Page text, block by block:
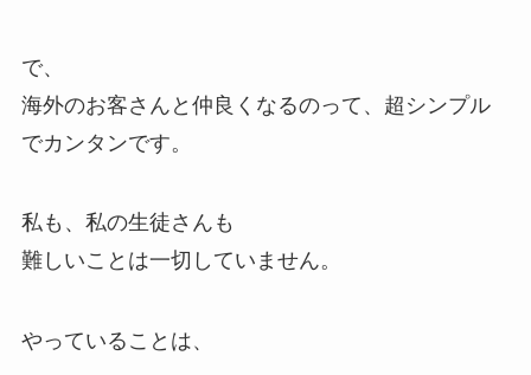
で、
海外のお客さんと仲良くなるのって、超シンプル
でカンタンです。
私も、私の生徒さんも
難しいことは一切していません。
やっていることは、